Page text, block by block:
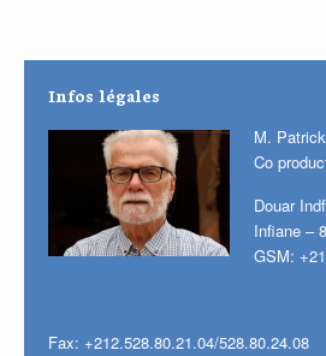
Infos légales
M.
Co
Douar
Infiane –
GSM:
Fax: +212.528.80.21.04/528.80.24.08